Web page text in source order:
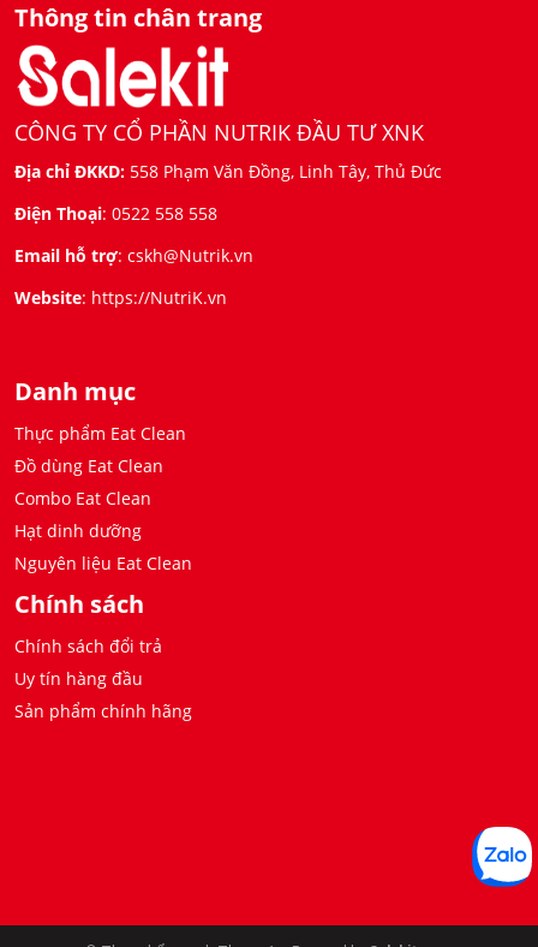
Thông tin chân trang
CÔNG TY CỔ PHẦN NUTRIK ĐẦU TƯ XNK
Địa chỉ ĐKKD: 558 Phạm Văn Đồng, Linh Tây, Thủ Đức
Điện Thoại: 0522 558 558
Email hỗ trợ: cskh@Nutrik.vn
Website: https://NutriK.vn
Danh mục
Thực phẩm Eat Clean
Đồ dùng Eat Clean
Combo Eat Clean
Hạt dinh dưỡng
Nguyên liệu Eat Clean
Chính sách
Chính sách đổi trả
Uy tín hàng đầu
Sản phẩm chính hãng